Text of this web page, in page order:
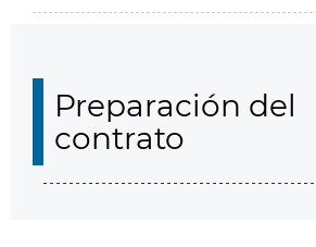
Preparación del
contrato